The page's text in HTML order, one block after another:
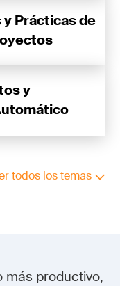
Prácticas de
y
todos los temas
más productivo,